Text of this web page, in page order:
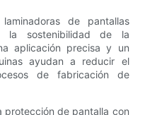
de pantallas
la sostenibilidad de la
aplicación precisa y un
ayudan a reducir el
de fabricación de
protección de pantalla con